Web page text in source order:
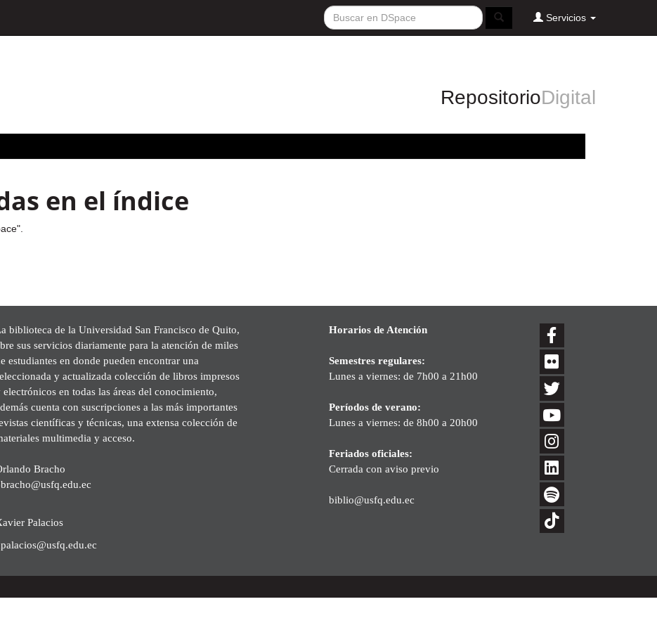
Servicios
RepositorioDigital
en el índice
biblioteca de la Universidad San Francisco de Quito,
sus servicios diariamente para la atención de miles
estudiantes en donde pueden encontrar una
y actualizada colección de libros impresos
electrónicos en todas las áreas del conocimiento,
cuenta con suscripciones a las más importantes
científicas y técnicas, una extensa colección de
multimedia y acceso.
Bracho
Palacios
Horarios de Atención
Semestres regulares:
Lunes a viernes: de 7h00 a 21h00
Períodos de verano:
Lunes a viernes: de 8h00 a 20h00
Feriados oficiales:
Cerrada con aviso previo
biblio@usfq.edu.ec